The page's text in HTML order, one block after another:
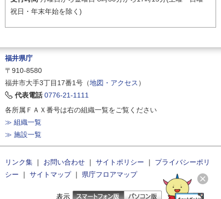
祝日・年末年始を除く)
福井県庁
〒910-8580
福井市大手3丁目17番1号（地図・アクセス ）
代表電話 0776-21-1111
各所属ＦＡＸ番号は右の組織一覧をご覧ください
≫ 組織一覧
≫ 施設一覧
リンク集 ｜ お問い合わせ ｜ サイトポリシー ｜
プライバシーポリ
シー ｜ サイトマップ｜ 県庁フロアマップ
表示